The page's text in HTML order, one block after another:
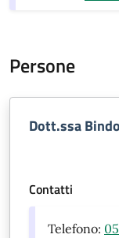
Persone
Dott.ssa
Contatti
Telefono: